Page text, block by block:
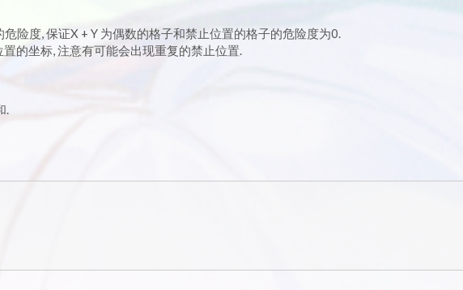
险度, 保证X + Y 为偶数的格子和禁止位置的格子的危险度为0.
的坐标, 注意有可能会出现重复的禁止位置.
.